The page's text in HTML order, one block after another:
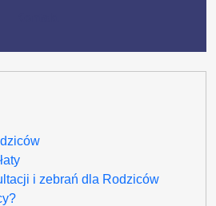
i zebrań dla Rodziców